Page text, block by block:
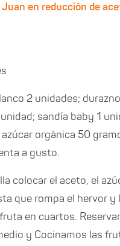
en reducción de
2 unidades;
sandía baby 1
orgánica 50
a gusto.
colocar el aceto, el
que rompa el hervor
en cuartos.
y Cocinamos las